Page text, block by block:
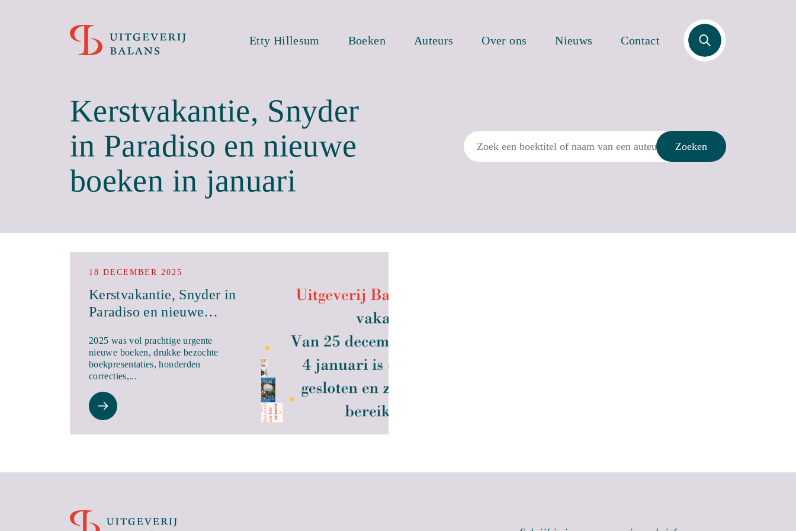
Etty Hillesum Boeken Auteurs Over ons Nieuws Contact
Zoek
Kerstvakantie, Snyder
in Paradiso en nieuwe
boeken in januari
Zoek
Zoeken
18 DECEMBER 2025
Kerstvakantie, Snyder in
Paradiso en nieuwe
2025 was vol prachtige urgente
nieuwe boeken, drukke bezochte
boekpresentaties, honderden
correcties,...